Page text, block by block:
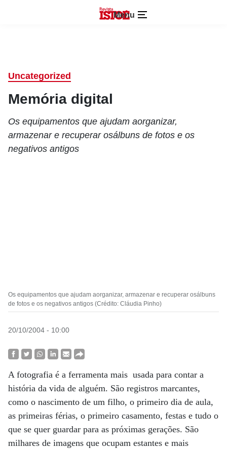
Menu
Uncategorized
Memória digital
Os equipamentos que ajudam aorganizar,
armazenar e recuperar osálbuns de fotos e os
negativos antigos
Os equipamentos que ajudam aorganizar, armazenar e recuperar osálbuns
de fotos e os negativos antigos (Crédito: Cláudia Pinho)
20/10/2004 - 10:00
A fotografia é a ferramenta mais usada para contar a
história da vida de alguém. São registros marcantes,
como o nascimento de um filho, o primeiro dia de aula,
as primeiras férias, o primeiro casamento, festas e tudo o
que se quer guardar para as próximas gerações. São
milhares de imagens que ocupam estantes e mais